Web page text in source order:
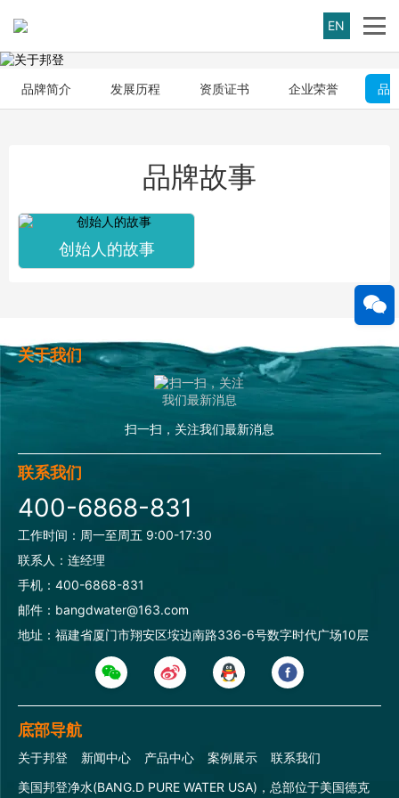
EN
品牌简介 发展历程 资质证书 企业荣誉 品
品牌故事
创始人的故事
关于我们
扫一扫，关注我们最新消息
联系我们
400-6868-831
工作时间：周一至周五 9:00-17:30
联系人：连经理
手机：400-6868-831
邮件：bangdwater@163.com
地址：福建省厦门市翔安区垵边南路336-6号数字时代广场10层
底部导航
关于邦登 新闻中心 产品中心 案例展示
联系我们
美国邦登净水(BANG.D PURE WATER USA)，总部位于美国德克